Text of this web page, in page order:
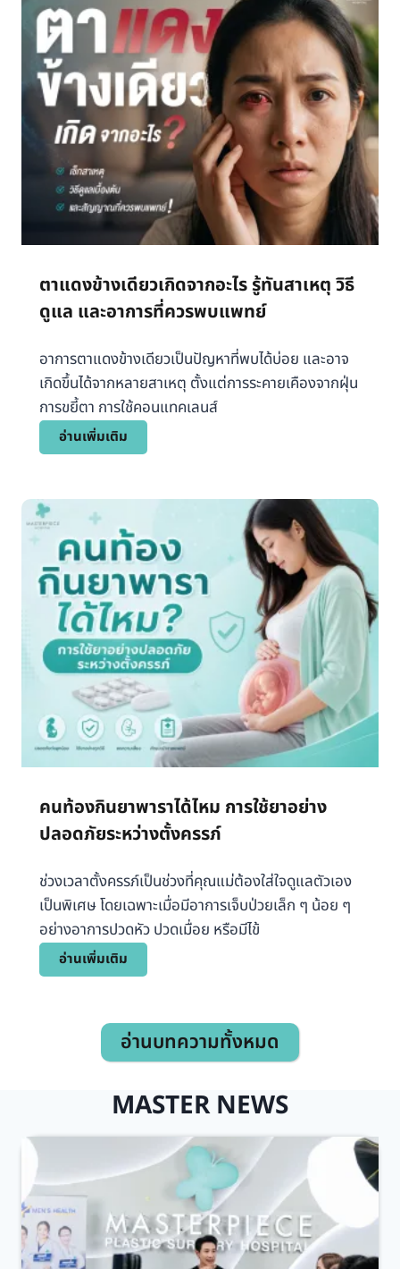
เ
จ็
บ
ใ
ต้
ซี่
ค
ร
ง
ย
ห
ง
ส
า
ห
ป็
น
ไ
ป
ไ
ด้
แ
ล
ะ
แ
น
ว
า
ง
แ
ล
เ
บื้
น
ตาแดงข้างเดียวเกิดจากอะไร รู้ทันสาเหตุ วิธี
ดูแล และอาการที่ควรพบแพทย์
อาการตาแดงข้างเดียวเป็นปัญหาที่พบได้บ่อย และอาจ
เกิดขึ้นได้จากหลายสาเหตุ ตั้งแต่การระคายเคืองจากฝุ่น
การขยี้ตา การใช้คอนแทคเลนส์
อ่านเพิ่มเติม
า
ด
ข้
า
ง
เ
ดี
ย
ว
เ
กิ
ด
ก
ะ
ร
รู้
ทั
ส
ห
ตุ
ธี
ล
ะ
อ
คนท้องกินยาพาราได้ไหม การใช้ยาอย่าง
ปลอดภัยระหว่างตั้งครรภ์
ช่วงเวลาตั้งครรภ์เป็นช่วงที่คุณแม่ต้องใส่ใจดูแลตัวเอง
เป็นพิเศษ โดยเฉพาะเมื่อมีอาการเจ็บป่วยเล็ก ๆ น้อย ๆ
อย่างอาการปวดหัว ปวดเมื่อย หรือมีไข้
อ่านเพิ่มเติม
น
อ
ง
กิ
ย
า
า
ไ
ด้
อ่านบทความทั้งหมด
MASTER NEWS